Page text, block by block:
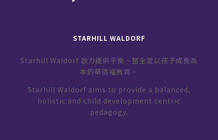
STARHILL WALDORF
Starhill Waldorf 致力提供平衡、整全並以孩子成長為
本的華德福教育。
Starhill Waldorf aims to provide a balanced,
holistic and child development centric
pedagogy.